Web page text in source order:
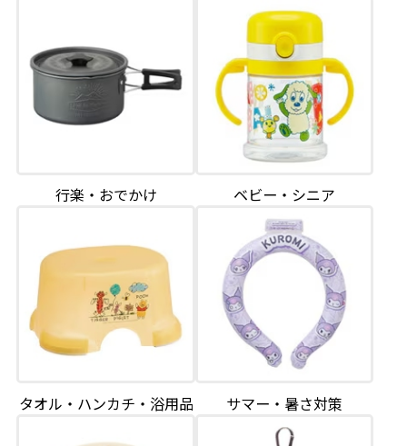
行楽・おでかけ ベビー・シニア
タオル・ハンカチ・浴用品 サマー・暑さ対策